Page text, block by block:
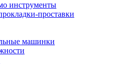
инструменты
проставки
машинки